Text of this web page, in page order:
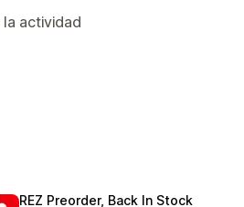
actividad
REZ Preorder, Back In Stock